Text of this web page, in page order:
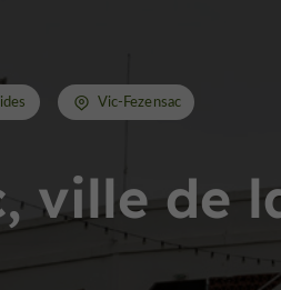
ville de
Vic-Fezensac